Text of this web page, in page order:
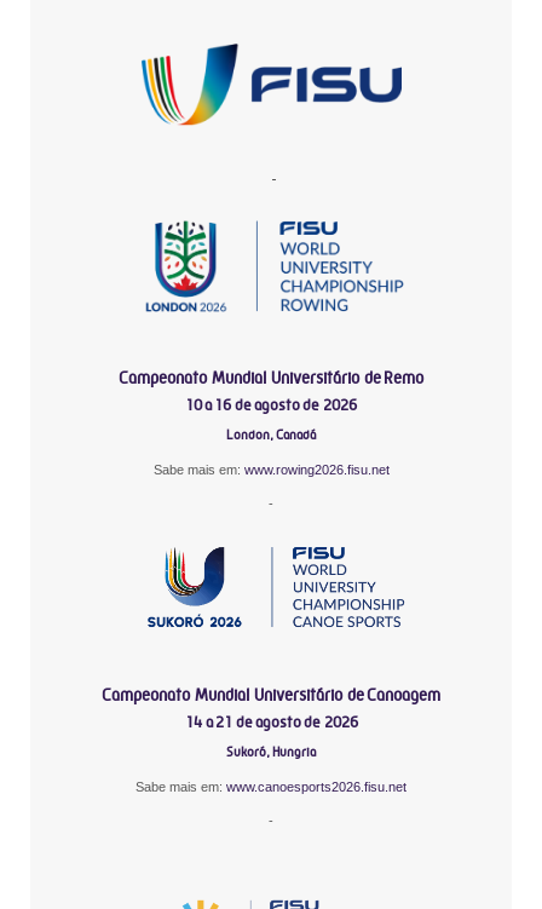
-
Campeonato Mundial Universitário de Remo
10 a 16 de agosto de 2026
London, Canadá
Sabe mais em: www.rowing2026.fisu.net
-
Campeonato Mundial Universitário de Canoagem
14 a 21 de agosto de 2026
Sukoró, Hungria
Sabe mais em: www.canoesports2026.fisu.net
-